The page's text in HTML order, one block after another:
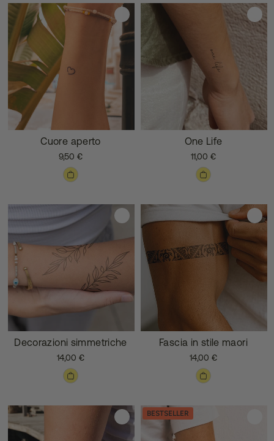
Cuore aperto
9,50 €
One Life
11,00 €
Decorazioni simmetriche
14,00 €
Fascia in stile maori
14,00 €
BESTSELLER